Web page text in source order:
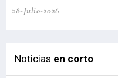
28-Julio-2026
Noticias en corto